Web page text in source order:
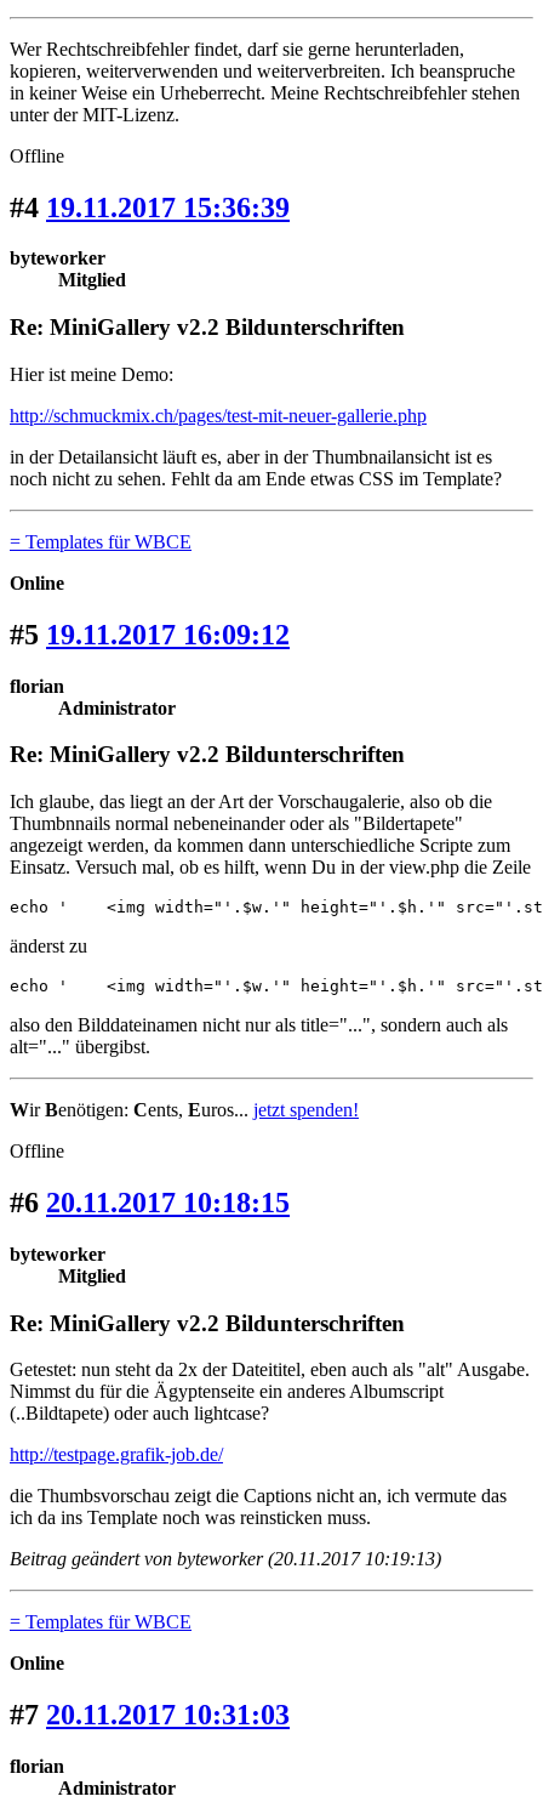
Wer Rechtschreibfehler findet, darf sie gerne herunterladen,
kopieren, weiterverwenden und weiterverbreiten. Ich beanspruche
in keiner Weise ein Urheberrecht. Meine Rechtschreibfehler stehen
unter der MIT-Lizenz.
Offline
#4 19.11.2017 15:36:39
byteworker
Mitglied
Re: MiniGallery v2.2 Bildunterschriften
Hier ist meine Demo:
http://schmuckmix.ch/pages/test-mit-neuer-gallerie.php
in der Detailansicht läuft es, aber in der Thumbnailansicht ist es
noch nicht zu sehen. Fehlt da am Ende etwas CSS im Template?
= Templates für WBCE
Online
#5 19.11.2017 16:09:12
florian
Administrator
Re: MiniGallery v2.2 Bildunterschriften
Ich glaube, das liegt an der Art der Vorschaugalerie, also ob die
Thumbnnails normal nebeneinander oder als "Bildertapete"
angezeigt werden, da kommen dann unterschiedliche Scripte zum
Einsatz. Versuch mal, ob es hilft, wenn Du in der view.php die Zeile
echo '    <img width="'.$w.'" height="'.$h.'"
änderst zu
echo '    <img width="'.$w.'" height="'.$h.'"
also den Bilddateinamen nicht nur als title="...", sondern auch als
alt="..." übergibst.
WirBenötigen: Cents, Euros... jetzt spenden!
Offline
#6 20.11.2017 10:18:15
byteworker
Mitglied
Re: MiniGallery v2.2 Bildunterschriften
Getestet: nun steht da 2x der Dateititel, eben auch als "alt" Ausgabe.
Nimmst du für die Ägyptenseite ein anderes Albumscript
(..Bildtapete) oder auch lightcase?
http://testpage.grafik-job.de/
die Thumbsvorschau zeigt die Captions nicht an, ich vermute das
ich da ins Template noch was reinsticken muss.
Beitrag geändert von byteworker (20.11.2017 10:19:13)
= Templates für WBCE
Online
#7 20.11.2017 10:31:03
florian
Administrator